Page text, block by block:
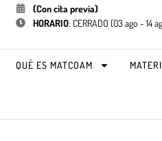
(Con cita previa)
HORARIO: CERRADO (03 ago - 14
QUÉ ES MATCOAM